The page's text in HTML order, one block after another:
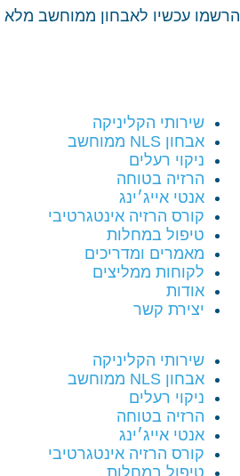
הרשמו עכשיו לאבחון ממוחשב מלא
שירותי הקליניקה
אבחון NLS ממוחשב
ניקוי רעלים
הרזיה בטוחה
אנטי אייג׳ינג
קורס הרזיה אינטגרטיבי
טיפול במחלות
מאמרים ומדריכים
לקוחות ממליצים
אודות
יצירת קשר
שירותי הקליניקה
אבחון NLS ממוחשב
ניקוי רעלים
הרזיה בטוחה
אנטי אייג׳ינג
קורס הרזיה אינטגרטיבי
טיפול במחלות